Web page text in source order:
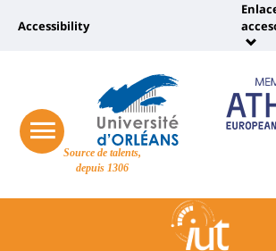
Site
Source de talents,
depuis 1306
responsive
menu
button
Université
vers
page
accessibilité
Accessibility